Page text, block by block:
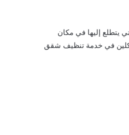
يتطلع إليها في مكان
كلين في خدمة تنظيف شقق